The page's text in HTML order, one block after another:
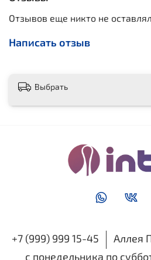
Отзывов еще никто не оставлял
Написать отзыв
Выбрать
+7 (999) 999 15-45
Аллея
с понедельника по